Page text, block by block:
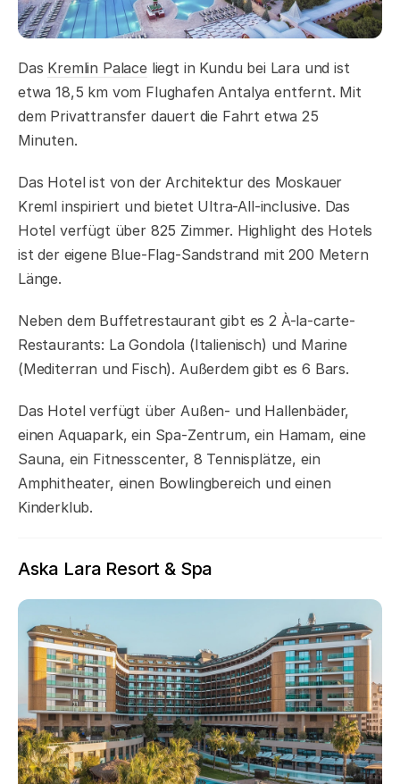
Das Kremlin Palaceliegt in Kundu bei Lara und ist
etwa 18,5 km vom Flughafen Antalya entfernt. Mit
dem Privattransfer dauert die Fahrt etwa 25
Minuten.
Das Hotel ist von der Architektur des Moskauer
Kreml inspiriert und bietet Ultra-All-inclusive. Das
Hotel verfügt über 825 Zimmer. Highlight des Hotels
ist der eigene Blue-Flag-Sandstrand mit 200 Metern
Länge.
Neben dem Buffetrestaurant gibt es 2 À-la-carte-
Restaurants: La Gondola (Italienisch) und Marine
(Mediterran und Fisch). Außerdem gibt es 6 Bars.
Das Hotel verfügt über Außen- und Hallenbäder,
einen Aquapark, ein Spa-Zentrum, ein Hamam, eine
Sauna, ein Fitnesscenter, 8 Tennisplätze, ein
Amphitheater, einen Bowlingbereich und einen
Kinderklub.
Aska Lara Resort & Spa